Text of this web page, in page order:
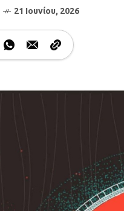
21 Ιουνίου, 2026